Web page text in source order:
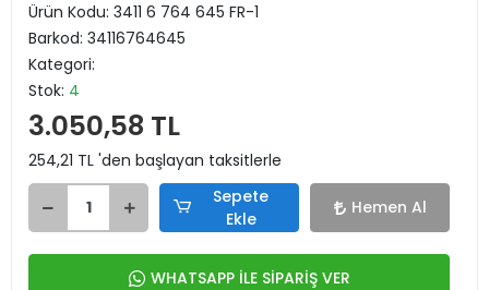
Ürün Kodu: 3411 6 764 645 FR-1
Barkod: 34116764645
Kategori:
Stok: 4
3.050,58 TL
254,21 TL 'den başlayan taksitlerle
Sepete
Ekle
Hemen Al
WHATSAPP İLE SİPARİŞ VER